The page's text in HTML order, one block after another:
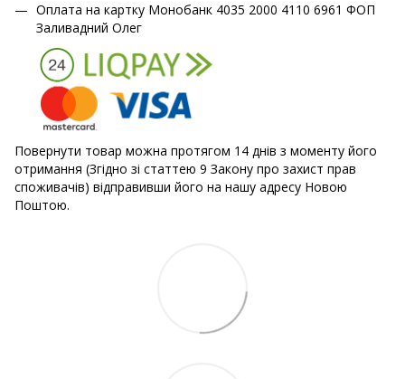
Оплата на картку Монобанк 4035 2000 4110 6961 ФОП
Заливадний Олег
Повернути товар можна протягом 14 днів з моменту його
отримання (Згідно зі статтею 9 Закону про захист прав
споживачів) відправивши його на нашу адресу Новою
Поштою.